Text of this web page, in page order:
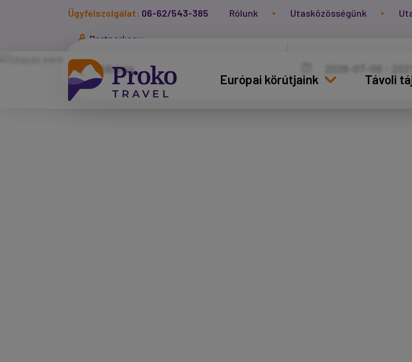
Ügyfélszolgálat: 06-62/543-385 Rólunk Utasközösségünk
Partnerkapu
Európai körútjaink Távoli